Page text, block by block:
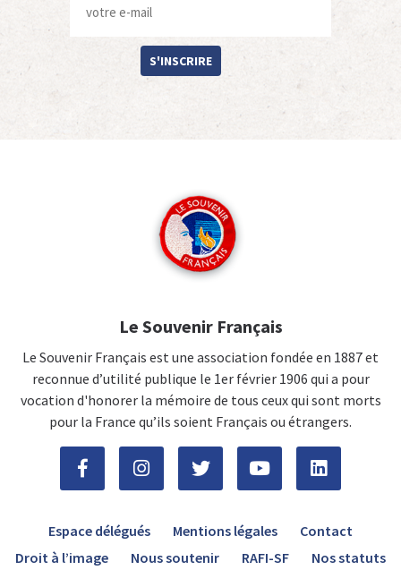
S'INSCRIRE
Le Souvenir Français
Le Souvenir Français est une association fondée en 1887 et
reconnue d’utilité publique le 1er février 1906 qui a pour
vocation d'honorer la mémoire de tous ceux qui sont morts
pour la France qu’ils soient Français ou étrangers.
Espace délégués Mentions légales
Contact
Droit à l’image
Nous soutenir RAFI-SF Nos statuts